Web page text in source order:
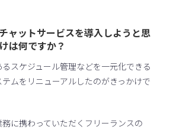
ャットサービスを導入しようと思
は何ですか？
スケジュール管理などを一元化できる
ムをリニューアルしたのがきっかけで
に携わっていただくフリーランスの